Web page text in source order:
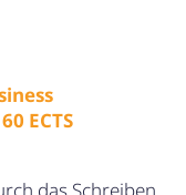
60 ECTS